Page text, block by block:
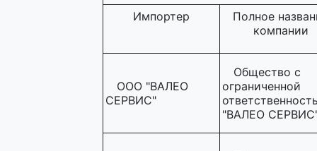
Импортер
Полное
компании
ООО "ВАЛЕО
СЕРВИС"
Общество с
ограниченной
"ВАЛЕО